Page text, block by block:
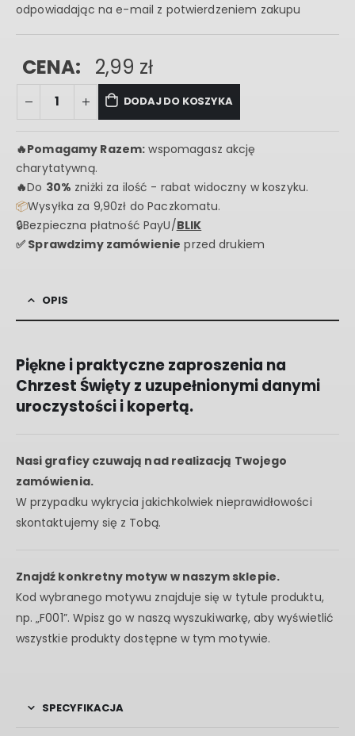
odpowiadając na e-mail z potwierdzeniem zakupu
CENA: 2,99 zł
DODAJ DO KOSZYKA
🔥Pomagamy Razem: wspomagasz akcję
charytatywną.
🔥Do 30% zniżki za ilość - rabat widoczny w koszyku.
📦Wysyłka za 9,90zł do Paczkomatu.
🔒Bezpieczna płatność PayU/BLIK
✅ Sprawdzimy zamówienie przed drukiem
OPIS
Piękne i praktyczne zaproszenia na
Chrzest Święty z uzupełnionymi danymi
uroczystości i kopertą.
Nasi graficy czuwają nad realizacją Twojego
zamówienia.
W przypadku wykrycia jakichkolwiek nieprawidłowości
skontaktujemy się z Tobą.
Znajdź konkretny motyw w naszym sklepie.
Kod wybranego motywu znajduje się w tytule produktu,
np. „F001”. Wpisz go w naszą wyszukiwarkę, aby wyświetlić
wszystkie produkty dostępne w tym motywie.
SPECYFIKACJA